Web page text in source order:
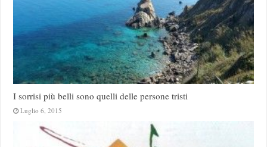
I sorrisi più belli sono quelli delle persone tristi
Luglio 6, 2015